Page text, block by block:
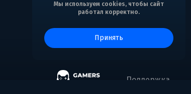
Мы используем cookies, чтобы сайт
работал корректно.
принять
Поддержка